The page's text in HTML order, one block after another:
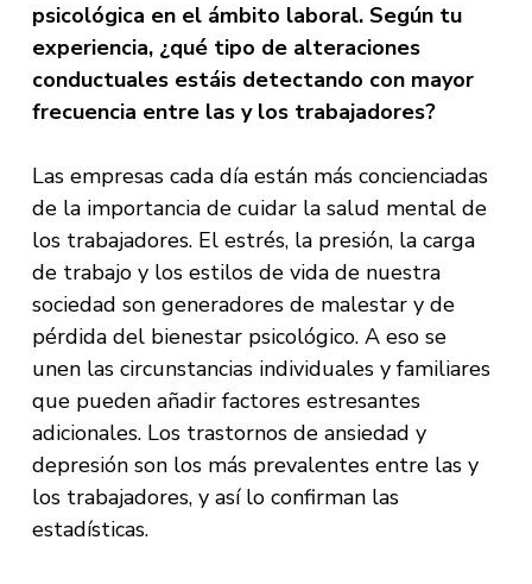
psicológica en el ámbito laboral. Según tu
experiencia, ¿qué tipo de alteraciones
conductuales estáis detectando con mayor
frecuencia entre las y los trabajadores?
Las empresas cada día están más concienciadas
de la importancia de cuidar la salud mental de
los trabajadores. El estrés, la presión, la carga
de trabajo y los estilos de vida de nuestra
sociedad son generadores de malestar y de
pérdida del bienestar psicológico. A eso se
unen las circunstancias individuales y familiares
que pueden añadir factores estresantes
adicionales. Los trastornos de ansiedad y
depresión son los más prevalentes entre las y
los trabajadores, y así lo confirman las
estadísticas.